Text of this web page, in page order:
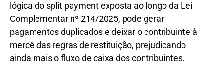
lógica do split payment exposta ao longo da Lei
Complementar nº 214/2025, pode gerar
pagamentos duplicados e deixar o contribuinte à
mercê das regras de restituição, prejudicando
ainda mais o fluxo de caixa dos contribuintes.